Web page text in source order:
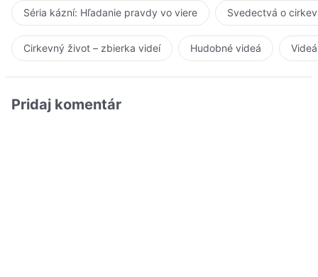
Séria kázní: Hľadanie pravdy vo viere Svedectvá o
Cirkevný život – zbierka videí Hudobné videá
Pridaj komentár